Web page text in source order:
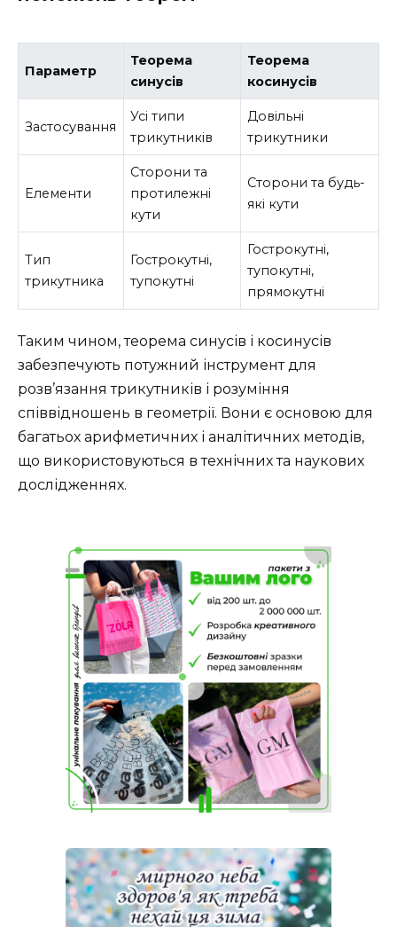
Параметр
Теорема
синусів
Теорема
косинусів
Застосування
Усі типи
трикутників
Довільні
трикутники
Елементи
Сторони та
протилежні
кути
Сторони та будь-
які кути
Тип
трикутника
Гострокутні,
тупокутні
Гострокутні,
тупокутні,
прямокутні
Таким чином, теорема синусів і косинусів
забезпечують потужний інструмент для
розв’язання трикутників і розуміння
співвідношень в геометрії. Вони є основою для
багатьох арифметичних і аналітичних методів,
що використовуються в технічних та наукових
дослідженнях.